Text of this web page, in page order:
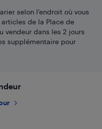
selon l'endroit où vous
de la Place de
vendeur dans les 2 jours
supplémentaire pour